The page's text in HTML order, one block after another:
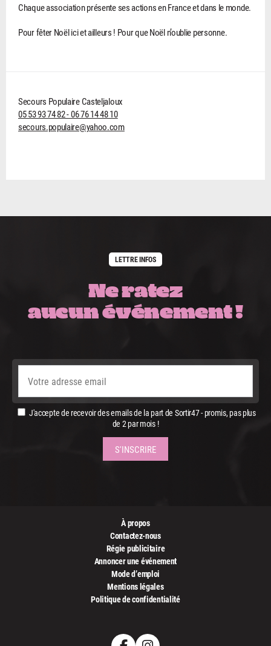
Chaque association présente ses actions en France et dans le monde.
Pour fêter Noël ici et ailleurs ! Pour que Noël n’oublie personne.
Secours Populaire Casteljaloux
05 53 93 74 82 - 06 76 14 48 10
secours.populaire@yahoo.com
LETTRE INFOS
Ne ratez
aucun événement !
J'accepte de recevoir des emails de la part de Sortir47 - promis, pas plus
de 2 par mois !
À propos
Contactez-nous
Régie publicitaire
Annoncer une événement
Mode d’emploi
Mentions légales
Politique de confidentialité